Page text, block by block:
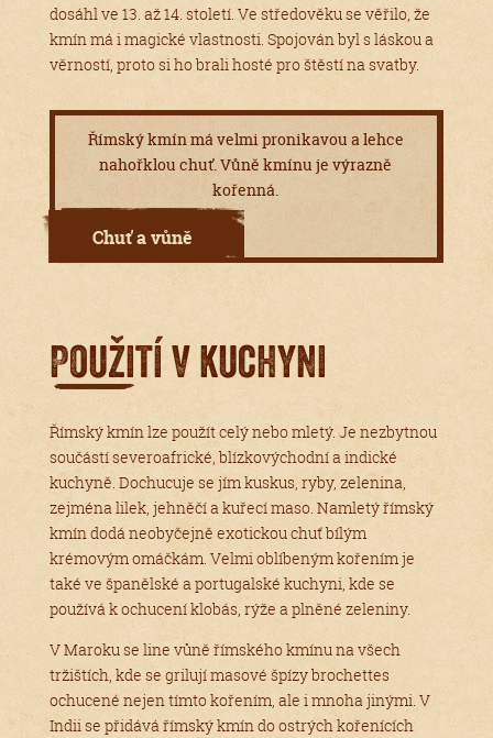
dosáhl ve 13. až 14. století. Ve středověku se věřilo, že
kmín má i magické vlastnosti. Spojován byl s láskou a
věrností, proto si ho brali hosté pro štěstí na svatby.
Chuť a vůně
Římský kmín má velmi pronikavou a lehce
nahořklou chuť. Vůně kmínu je výrazně
kořenná.
Použití v kuchyni
Římský kmín lze použít celý nebo mletý. Je nezbytnou
součástí severoafrické, blízkovýchodní a indické
kuchyně. Dochucuje se jím kuskus, ryby, zelenina,
zejména lilek, jehněčí a kuřecí maso. Namletý římský
kmín dodá neobyčejně exotickou chuť bílým
krémovým omáčkám. Velmi oblíbeným kořením je
také ve španělské a portugalské kuchyni, kde se
používá k ochucení klobás, rýže a plněné zeleniny.
V Maroku se line vůně římského kmínu na všech
tržištích, kde se grilují masové špízy brochettes
ochucené nejen tímto kořením, ale i mnoha jinými. V
Indii se přidává římský kmín do ostrých kořenících